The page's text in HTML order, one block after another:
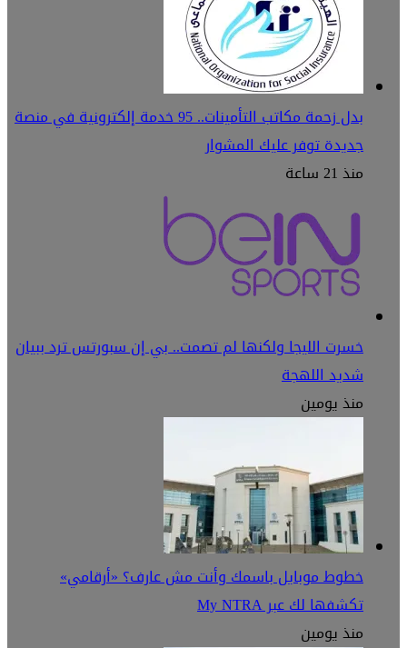
بدل زحمة مكاتب التأمينات.. 95 خدمة إلكترونية في منصة
جديدة توفر عليك المشوار
منذ 21 ساعة
خسرت الليجا ولكنها لم تصمت.. بي إن سبورتس ترد ببيان
شديد اللهجة
منذ يومين
خطوط موبايل باسمك وأنت مش عارف؟ «أرقامي»
تكشفها لك عبر My NTRA
منذ يومين